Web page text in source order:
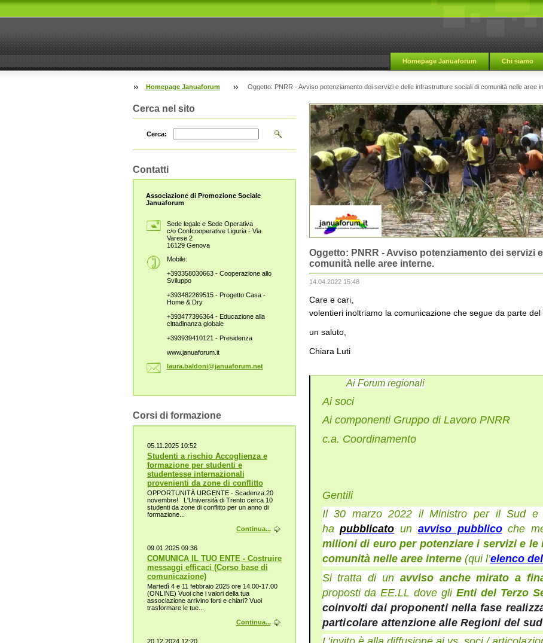
Homepage Januaforum Chi siamo
Homepage Januaforum Oggetto: PNRR - Avviso potenziamento dei servizi e delle infrastrutture sociali di comunità nelle aree
Oggetto: PNRR - Avviso potenziamento dei servizi
comunità nelle aree interne.
14.04.2022 15:48
Care e cari,
volentieri inoltriamo la comunicazione che segue da parte del
un saluto,
Chiara Luti
Ai Forum regionali
Ai soci
Ai componenti Gruppo di Lavoro PNRR
c.a. Coordinamento
Gentili
Il 30 marzo 2022 il Ministro per il Sud e
hapubblicato un avviso pubblicoche
milioni di euro per potenziare i servizi e
comunità nelle aree interne (qui l’elenco
Si tratta di un avviso anche mirato a
proposti da EE.LL dove gliEnti del Terzo
coinvolti dai proponenti nella fase
particolare attenzione alle Regioni del
Cerca nel sito
Cerca:
Contatti
Associazione di Promozione Sociale
Januaforum
Sede legale e Sede Operativa
c/o Confcooperative Liguria - Via
Varese 2
16129 Genova
Mobile:
+393358030663 - Cooperazione allo
Sviluppo
+393482269515 - Progetto Casa -
Home & Dry
+393477396364 - Educazione alla
cittadinanza globale
+393939410121 - Presidenza
www.januaforum.it
laura.baldoni@januaforum.net
Corsi di formazione
05.11.2025 10:52
Studenti a rischio Accoglienza e
formazione per studenti e
studentesse internazionali
provenienti da zone di conflitto
OPPORTUNITÀ URGENTE - Scadenza 20
novembre! L'Università di Trento cerca 10
studenti da zone di conflitto per un anno di
formazione...
Continua...
09.01.2025 09:36
COMUNICA IL TUO ENTE - Costruire
messaggi efficaci (Corso base di
comunicazione)
Martedì 4 e 11 febbraio 2025 ore 14.00-17.00
(ONLINE) Vuoi che i valori della tua
associazione arrivino forti e chiari? Vuoi
trasformare le tue...
Continua...
20.12.2024 12:20